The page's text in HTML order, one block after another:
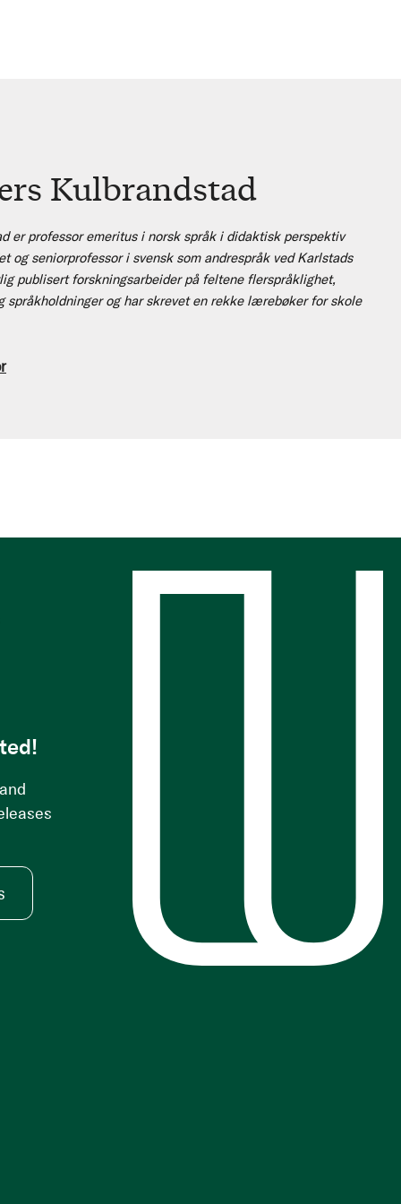
Kulbrandstad
er professor emeritus i norsk språk i didaktisk perspektiv
og seniorprofessor i svensk som andrespråk ved Karlstads
publisert forskningsarbeider på feltene flerspråklighet,
språkholdninger og har skrevet en rekke lærebøker for skole